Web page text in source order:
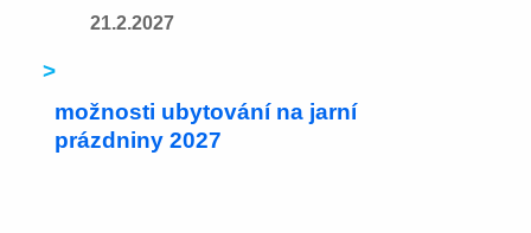
21.2.2027
>
možnosti ubytování na jarní
prázdniny 2027